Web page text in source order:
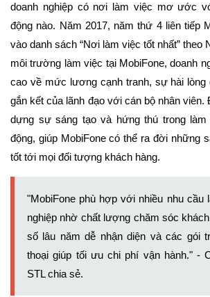
doanh nghiệp có nơi làm việc mơ ước
động nào. Năm 2017, năm thứ 4 liên tiếp
vào danh sách “Nơi làm việc tốt nhất” theo
môi trường làm việc tại MobiFone, doanh
cao về mức lương cạnh tranh, sự hài
gắn kết của lãnh đạo với cán bộ nhân viên.
dựng sự sáng tạo và hứng thú trong
động, giúp MobiFone có thể ra đời những
tốt tới mọi đối tượng khách hàng.
"MobiFone phù hợp với nhiều nhu cầu
nghiệp nhờ chất lượng chăm sóc
số lâu năm dễ nhận diện và các gói
thoại giúp tối ưu chi phí vận hành." -
STL chia sẻ.